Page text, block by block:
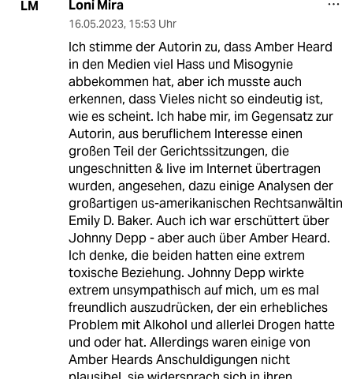
LM Loni Mira
16.05.2023, 15:53 Uhr
Ich stimme der Autorin zu, dass Amber Heard
in den Medien viel Hass und Misogynie
abbekommen hat, aber ich musste auch
erkennen, dass Vieles nicht so eindeutig ist,
wie es scheint. Ich habe mir, im Gegensatz zur
Autorin, aus beruflichem Interesse einen
großen Teil der Gerichtssitzungen, die
ungeschnitten & live im Internet übertragen
wurden, angesehen, dazu einige Analysen der
großartigen us-amerikanischen Rechtsanwältin
Emily D. Baker. Auch ich war erschüttert über
Johnny Depp - aber auch über Amber Heard.
Ich denke, die beiden hatten eine extrem
toxische Beziehung. Johnny Depp wirkte
extrem unsympathisch auf mich, um es mal
freundlich auszudrücken, der ein erhebliches
Problem mit Alkohol und allerlei Drogen hatte
und oder hat. Allerdings waren einige von
Amber Heards Anschuldigungen nicht